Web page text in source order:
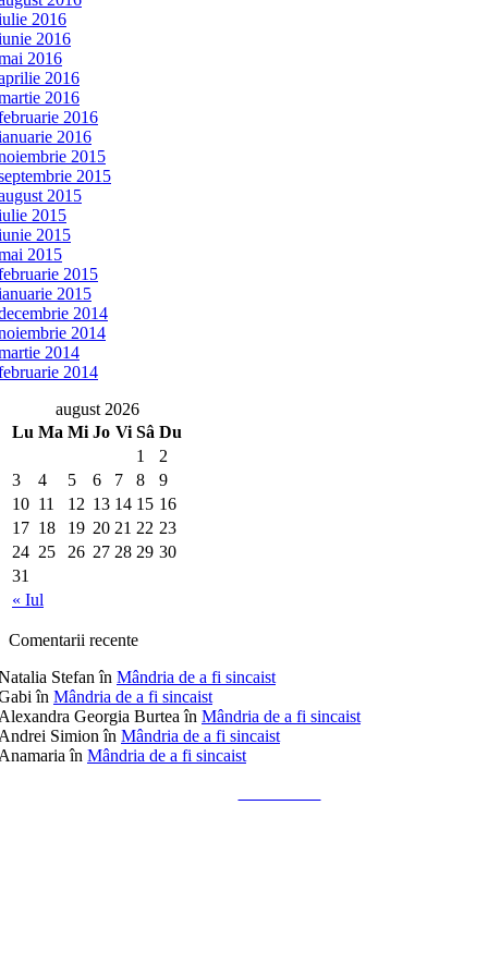
2016
2016
2016
2016
2016
2016
2016
2015
2015
2015
2015
2015
2015
2015
2015
2014
2014
2014
2014
august 2026
Lu Ma Mi Jo Vi Sâ Du
« Iul
1
2
3
4 5 6 7 8
9
10 11 12 13 14 15 16
17 18 19 20 21 22 23
24 25 26 27 28 29 30
31
Comentarii recente
Stefan în Mândria de a fi sincaist
în Mândria de a fi sincaist
Georgia Burtea în Mândria de a fi sincaist
Simion în Mândria de a fi sincaist
în Mândria de a fi sincaist